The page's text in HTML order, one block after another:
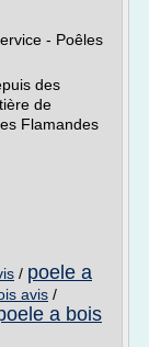
- Poêles
des
de
Flamandes
/ poele a
avis /
a bois